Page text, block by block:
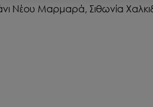
Νέου Μαρμαρά, Σιθωνία